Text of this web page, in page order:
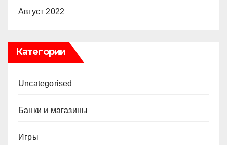
Август 2022
Категории
Uncategorised
Банки и магазины
Игры